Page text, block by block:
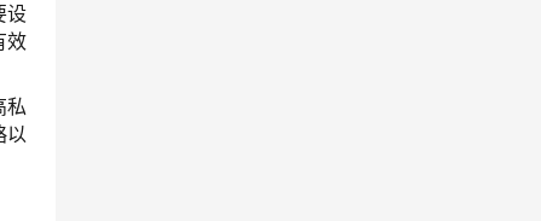
设
效
私
以